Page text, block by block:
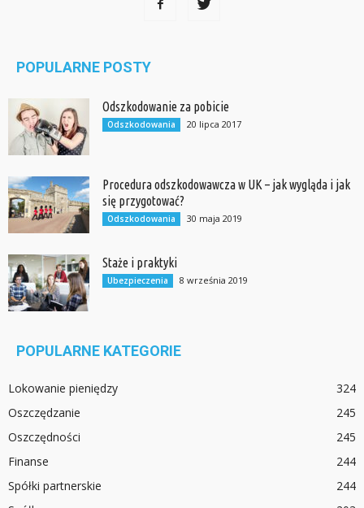
POPULARNE POSTY
Odszkodowanie za pobicie
Odszkodowania 20 lipca 2017
Procedura odszkodowawcza w UK – jak wygląda i jak
się przygotować?
Odszkodowania 30 maja 2019
Staże i praktyki
Ubezpieczenia 8 września 2019
POPULARNE KATEGORIE
Lokowanie pieniędzy
324
Oszczędzanie
245
Oszczędności
245
Finanse
244
Spółki partnerskie
244